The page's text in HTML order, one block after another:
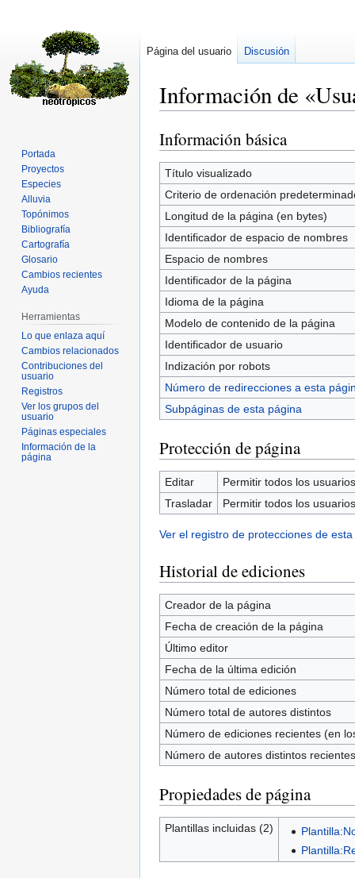
Información de
Ir
a
la
navegación
Ir
a
la
búsqueda
Información básica
Título visualizado
Criterio de ordenación
Longitud de la página (en bytes)
Identificador de espacio de nombres
Espacio de nombres
Identificador de la página
Idioma de la página
Modelo de contenido de la página
Identificador de usuario
Indización por robots
Número de redirecciones a esta
Subpáginas de esta página
Protección de página
Editar
Permitir todos los
Trasladar
Permitir todos los
Ver el registro de protecciones de
Historial de ediciones
Creador de la página
Fecha de creación de la página
Último editor
Fecha de la última edición
Número total de ediciones
Número total de autores distintos
Número de ediciones recientes (en
Número de autores distintos recientes
Propiedades de página
Plantillas incluidas (2)
Página del usuario Discusión
Portada
Proyectos
Especies
Alluvia
Topónimos
Bibliografía
Cartografía
Glosario
Cambios recientes
Ayuda
Herramientas
Lo que enlaza aquí
Cambios relacionados
Contribuciones del
usuario
Registros
Ver los grupos del
usuario
Páginas especiales
Información de la
página